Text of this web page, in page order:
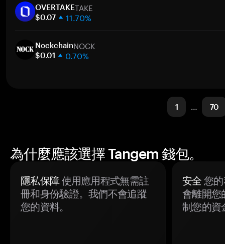
30 天
市值
OVERTAKETAKE
$0.07 11.70%
30 天
市值
NockchainNOCK
$0.01 0.70%
1 … 70
為什麼應該選擇 Tangem 錢包。
隱私保障使用應用程式無需註
冊和身份驗證。我們不會追蹤
您的資料。
安全 您
會離開您
制您的資